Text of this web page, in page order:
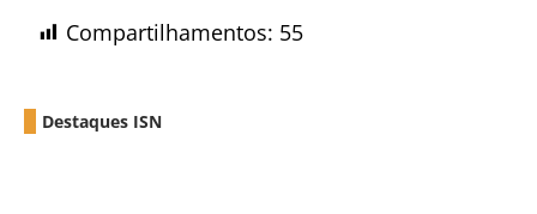
Compartilhamentos: 55
Destaques ISN